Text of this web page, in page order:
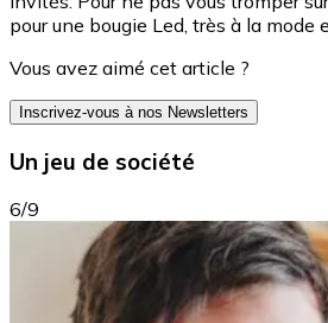
pour une bougie Led, très à la mode
Vous avez aimé cet article ?
Inscrivez-vous à nos Newsletters
Un jeu de société
6/9